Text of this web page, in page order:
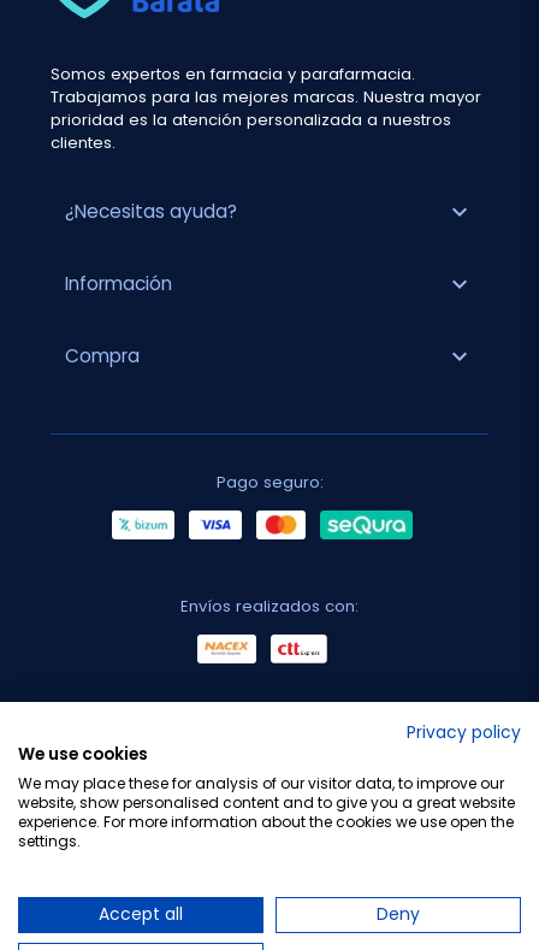
Somos expertos en farmacia y parafarmacia.
Trabajamos para las mejores marcas. Nuestra mayor
prioridad es la atención personalizada a nuestros
clientes.
¿Necesitas ayuda? expand_more
Información expand_more
Compra expand_more
Pago seguro:
Envíos realizados con:
Privacy policy
We use cookies
We may place these for analysis of our visitor data, to improve our
website, show personalised content and to give you a great website
experience. For more information about the cookies we use open the
settings.
Accept all
Deny